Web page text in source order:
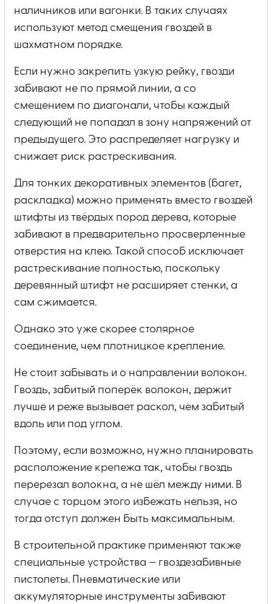
наличников или вагонки. В таких случаях
используют метод смещения гвоздей в
шахматном порядке.
Если нужно закрепить узкую рейку, гвозди
забивают не по прямой линии, а со
смещением по диагонали, чтобы каждый
следующий не попадал в зону напряжений от
предыдущего. Это распределяет нагрузку и
снижает риск растрескивания.
Для тонких декоративных элементов (багет,
раскладка) можно применять вместо гвоздей
штифты из твёрдых пород дерева, которые
забивают в предварительно просверленные
отверстия на клею. Такой способ исключает
растрескивание полностью, поскольку
деревянный штифт не расширяет стенки, а
сам сжимается.
Однако это уже скорее столярное
соединение, чем плотницкое крепление.
Не стоит забывать и о направлении волокон.
Гвоздь, забитый поперёк волокон, держит
лучше и реже вызывает раскол, чем забитый
вдоль или под углом.
Поэтому, если возможно, нужно планировать
расположение крепежа так, чтобы гвоздь
перерезал волокна, а не шёл между ними. В
случае с торцом этого избежать нельзя, но
тогда отступ должен быть максимальным.
В строительной практике применяют также
специальные устройства — гвоздезабивные
пистолеты. Пневматические или
аккумуляторные инструменты забивают